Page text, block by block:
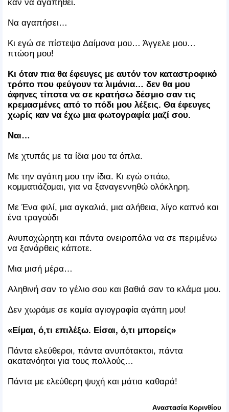
Να αγαπήσει…
Κι εγώ σε πίστεψα Δαίμονα μου… Άγγελε μου…
πτώση μου!
Κι όταν πια θα έφευγες με αυτόν τον καταστροφικό
τρόπο που φεύγουν τα λιμάνια… δεν θα μου
άφηνες τίποτα να σε κρατήσω δέσμιο σαν τις
κρεμασμένες από το πόδι μου λέξεις. Θα έφευγες
χωρίς καν να έχω μια φωτογραφία μαζί σου.
Ναι…
Με χτυπάς με τα ίδια μου τα όπλα.
Με την αγάπη μου την ίδια. Κι εγώ σπάω,
κομματιάζομαι, για να ξαναγεννηθώ ολόκληρη.
Με Ένα φιλί, μια αγκαλιά, μια αλήθεια, λίγο καπνό και
ένα τραγούδι
Ανυποχώρητη και πάντα ονειροπόλα να σε περιμένω
να ξανάρθεις κάποτε.
Μια μισή μέρα…
Αληθινή σαν το γέλιο σου και βαθιά σαν το κλάμα μου.
Δεν χωράμε σε καμία αγιογραφία αγάπη μου!
«Είμαι, ό,τι επιλέξω. Είσαι, ό,τι μπορείς»
Πάντα ελεύθεροι, πάντα ανυπότακτοι, πάντα
ακατανόητοι για τους πολλούς…
Πάντα με ελεύθερη ψυχή και μάτια καθαρά!
Αναστασία Κορινθίου